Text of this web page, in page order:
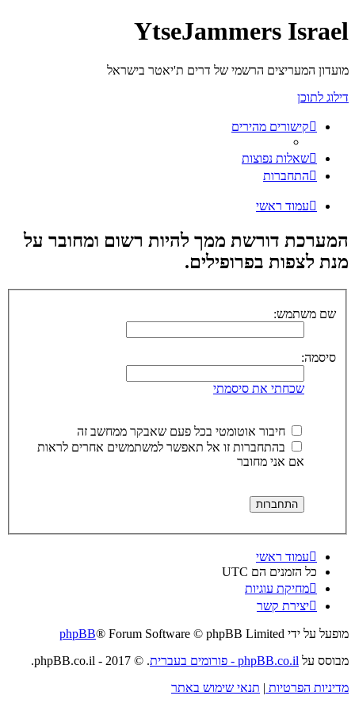
YtseJammers Israel
מועדון המעריצים הרשמי של דרים ת'יאטר בישראל
דילוג לתוכן
קישורים מהירים
שאלות נפוצות
התחברות
עמוד ראשי
המערכת דורשת ממך להיות רשום ומחובר על
מנת לצפות בפרופילים.
שם משתמש:
סיסמה:
שכחתי את סיסמתי
חיבור אוטומטי בכל פעם שאבקר ממחשב זה
בהתחברות זו אל תאפשר למשתמשים אחרים לראות
אם אני מחובר
עמוד ראשי
כל הזמנים הם UTC
מחיקת עוגיות
יצירת קשר
מופעל על ידי phpBB® Forum Software © phpBB Limited
מבוסס על phpBB.co.il - פורומים בעברית
. © 2017 - phpBB.co.il.
מדיניות הפרטיות | תנאי שימוש באתר